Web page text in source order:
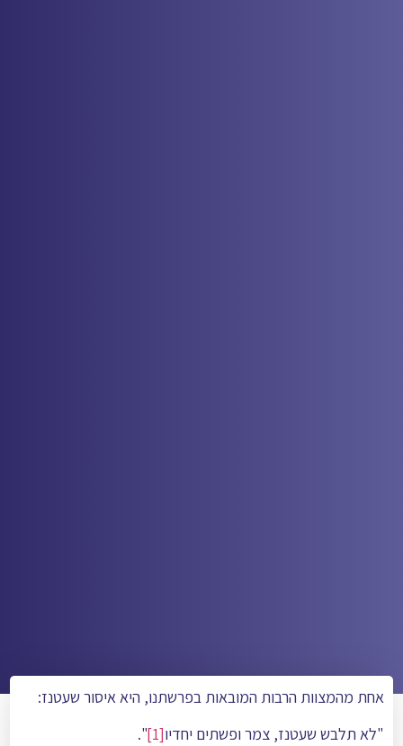
אחת מהמצוות הרבות המובאות בפרשתנו, היא איסור שעטנז:
"לא תלבש שעטנז, צמר ופשתים יחדיו[1]
".